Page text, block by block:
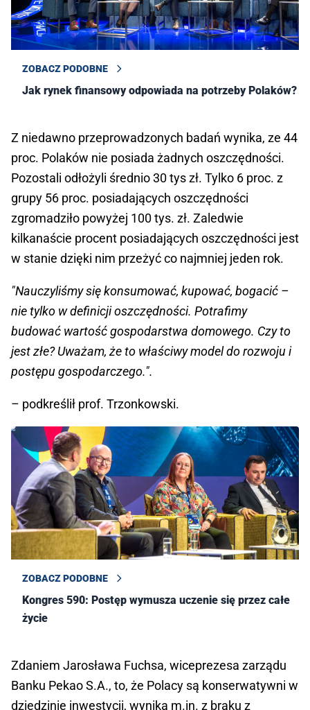
ZOBACZ PODOBNE
Jak rynek finansowy odpowiada na potrzeby Polaków?
Z niedawno przeprowadzonych badań wynika, ze 44
proc. Polaków nie posiada żadnych oszczędności.
Pozostali odłożyli średnio 30 tys zł. Tylko 6 proc. z
grupy 56 proc. posiadających oszczędności
zgromadziło powyżej 100 tys. zł. Zaledwie
kilkanaście procent posiadających oszczędności jest
w stanie dzięki nim przeżyć co najmniej jeden rok.
"Nauczyliśmy się konsumować, kupować, bogacić –
nie tylko w definicji oszczędności. Potrafimy
budować wartość gospodarstwa domowego. Czy to
jest złe? Uważam, że to właściwy model do rozwoju i
postępu gospodarczego.".
– podkreślił prof. Trzonkowski.
ZOBACZ PODOBNE
Kongres 590: Postęp wymusza uczenie się przez całe
życie
Zdaniem Jarosława Fuchsa, wiceprezesa zarządu
Banku Pekao S.A., to, że Polacy są konserwatywni w
dziedzinie inwestycji, wynika m.in. z braku z